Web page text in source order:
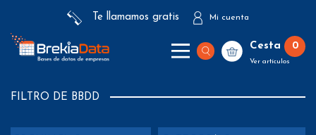
Te llamamos gratis Mi cuenta
Cesta 0
Ver artículos
FILTRO DE BBDD